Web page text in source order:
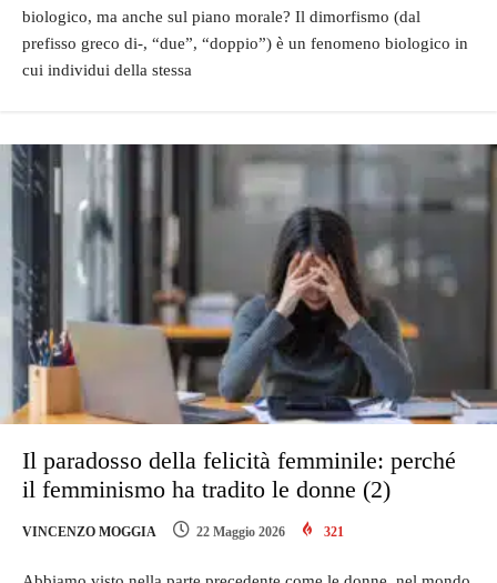
biologico, ma anche sul piano morale? Il dimorfismo (dal
prefisso greco di-, “due”, “doppio”) è un fenomeno biologico in
cui individui della stessa
Il paradosso della felicità femminile: perché
il femminismo ha tradito le donne (2)
VINCENZO MOGGIA 22 Maggio 2026 321